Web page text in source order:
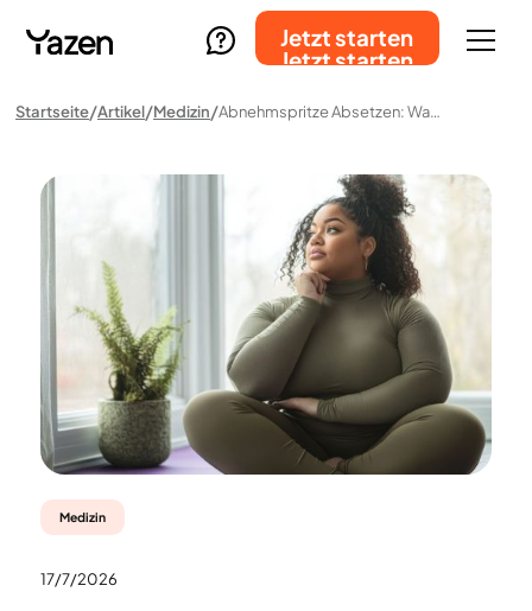
Jetzt starten
Jetzt starten
Startseite Artikel Medizin Abnehmspritze Absetzen: Was Passiert, Wenn Du Mit Mounjaro Aufhörst?
Medizin
17/7/2026